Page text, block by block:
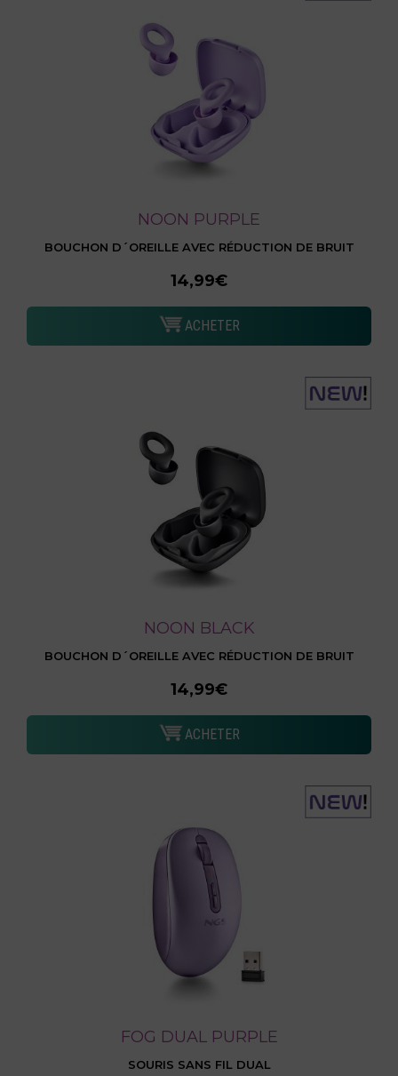
NOON PURPLE
BOUCHON D´OREILLE AVEC RÉDUCTION DE BRUIT
14,99€
ACHETER
NOON BLACK
BOUCHON D´OREILLE AVEC RÉDUCTION DE BRUIT
14,99€
ACHETER
FOG DUAL PURPLE
SOURIS SANS FIL DUAL